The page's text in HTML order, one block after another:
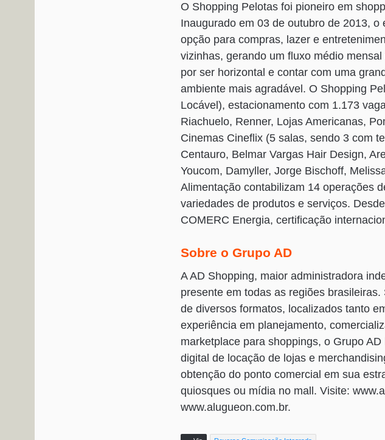
O Shopping Pelotas foi pioneiro em
Inaugurado em 03 de outubro de 2013,
opção para compras, lazer e
vizinhas, gerando um fluxo médio
por ser horizontal e contar com uma
ambiente mais agradável. O Shopping
Locável), estacionamento com 1.173
Riachuelo, Renner, Lojas Americanas,
Cinemas Cineflix (5 salas, sendo 3 com
Centauro, Belmar Vargas Hair Design,
Youcom, Damyller, Jorge Bischoff,
Alimentação contabilizam 14 operações
variedades de produtos e serviços.
COMERC Energia, certificação
Sobre o Grupo AD
A AD Shopping, maior administradora
presente em todas as regiões
de diversos formatos, localizados tanto
experiência em planejamento,
marketplace para shoppings, o Grupo
digital de locação de lojas e
obtenção do ponto comercial em sua
quiosques ou mídia no mall. Visite:
www.alugueon.com.br.